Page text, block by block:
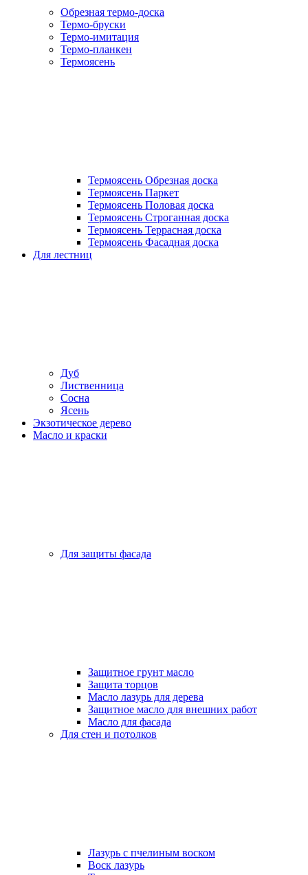
Обрезная термо-доска
Термо-бруски
Термо-имитация
Термо-планкен
Термоясень
Термоясень Обрезная доска
Термоясень Паркет
Термоясень Половая доска
Термоясень Строганная доска
Термоясень Террасная доска
Термоясень Фасадная доска
Для лестниц
Дуб
Лиственница
Сосна
Ясень
Экзотическое дерево
Масло и краски
Для защиты фасада
Защитное грунт масло
Защита торцов
Масло лазурь для дерева
Защитное масло для внешних работ
Масло для фасада
Для стен и потолков
Лазурь с пчелиным воском
Воск лазурь